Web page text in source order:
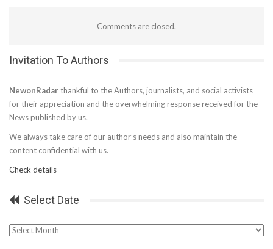
Comments are closed.
Invitation To Authors
NewonRadar thankful to the Authors, journalists, and social activists
for their appreciation and the overwhelming response received for the
News published by us.
We always take care of our author’s needs and also maintain the
content confidential with us.
Check details
Select Date
Select